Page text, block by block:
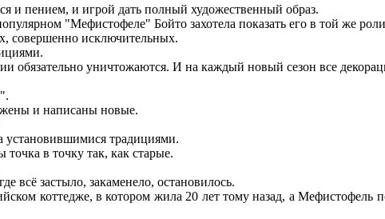
и пением, и игрой дать полный художественный образ.
"Мефистофеле" Бойто захотела показать его в той же
совершенно исключительных.
обязательно уничтожаются. И на каждый новый сезон все
и написаны новые.
установившимися традициями.
в точку так, как старые.
всё застыло, закаменело, остановилось.
коттедже, в котором жила 20 лет тому назад, а Мефистофель